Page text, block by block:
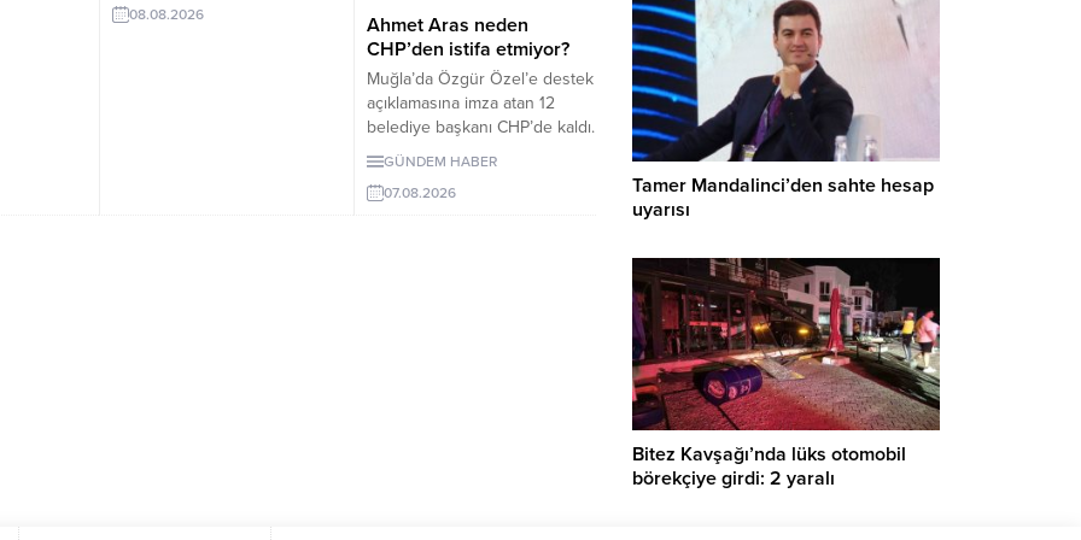
erteleme düzenlemeleri
08.08.2026
Ahmet Aras neden
CHP’den istifa etmiyor?
Muğla’da Özgür Özel’e destek
açıklamasına imza atan 12
belediye başkanı CHP’de kaldı.
Milletvekilleri Yeni Parti’ye
başkanlarının tutumu ve CHP
GÜNDEM HABER
07.08.2026
Tamer Mandalinci’den sahte hesap
uyarısı
Bitez Kavşağı’nda lüks otomobil
börekçiye girdi: 2 yaralı